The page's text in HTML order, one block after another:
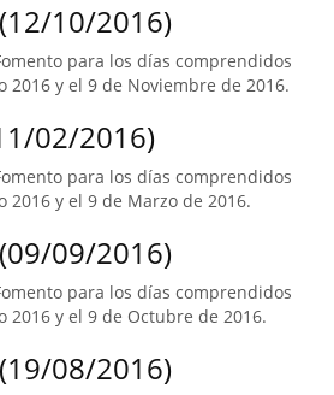
10/2016)
para los días comprendidos
2016 y el 9 de Noviembre de 2016.
02/2016)
para los días comprendidos
2016 y el 9 de Marzo de 2016.
09/2016)
para los días comprendidos
2016 y el 9 de Octubre de 2016.
08/2016)